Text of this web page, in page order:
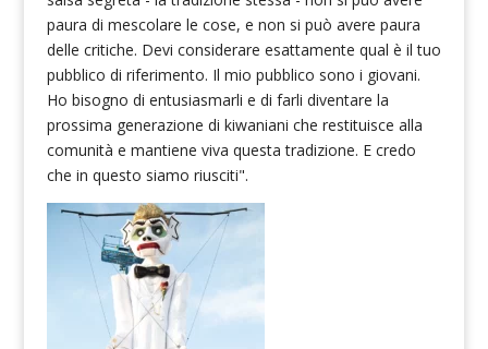
paura di mescolare le cose, e non si può avere paura
delle critiche. Devi considerare esattamente qual è il tuo
pubblico di riferimento. Il mio pubblico sono i giovani.
Ho bisogno di entusiasmarli e di farli diventare la
prossima generazione di kiwaniani che restituisce alla
comunità e mantiene viva questa tradizione. E credo
che in questo siamo riusciti".